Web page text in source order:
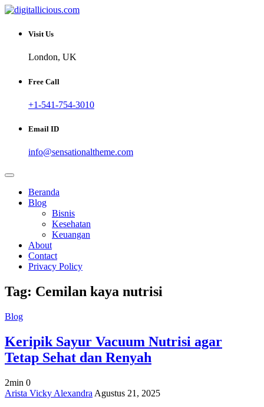
Skip
content
digitallicious.com
Sharing Digital Information
Visit Us
London, UK
Free Call
+1-541-754-3010
Email ID
info@sensationaltheme.com
Beranda
Blog
Bisnis
Kesehatan
Keuangan
About
Contact
Privacy Policy
Tag: Cemilan kaya nutrisi
Blog
Keripik Sayur Vacuum Nutrisi agar
Tetap Sehat dan Renyah
2min 0
on
Arista Vicky Alexandra Agustus 21, 2025